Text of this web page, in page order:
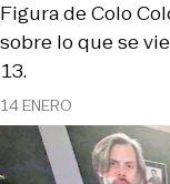
14 ENERO
Figura de Colo
sobre lo que se
13.